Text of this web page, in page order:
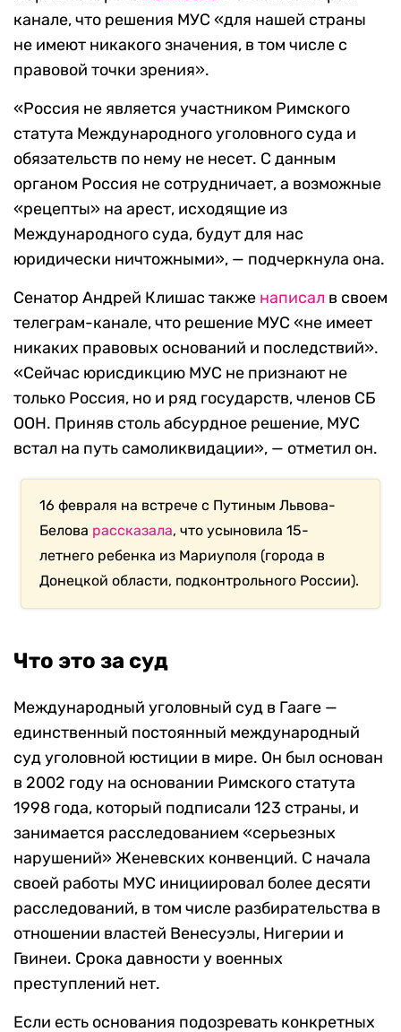
канале, что решения МУС «для нашей страны
не имеют никакого значения, в том числе с
правовой точки зрения».
«Россия не является участником Римского
статута Международного уголовного суда и
обязательств по нему не несет. С данным
органом Россия не сотрудничает, а возможные
«рецепты» на арест, исходящие из
Международного суда, будут для нас
юридически ничтожными», — подчеркнула она.
Сенатор Андрей Клишас также написал в своем
телеграм-канале, что решение МУС «не имеет
никаких правовых оснований и последствий».
«Сейчас юрисдикцию МУС не признают не
только Россия, но и ряд государств, членов СБ
ООН. Приняв столь абсурдное решение, МУС
встал на путь самоликвидации», — отметил он.
16 февраля на встрече с Путиным Львова-
Белова рассказала, что усыновила 15-
летнего ребенка из Мариуполя (города в
Донецкой области, подконтрольного России).
Что это за суд
Международный уголовный суд в Гааге —
единственный постоянный международный
суд уголовной юстиции в мире. Он был основан
в 2002 году на основании Римского статута
1998 года, который подписали 123 страны, и
занимается расследованием «серьезных
нарушений» Женевских конвенций. С начала
своей работы МУС инициировал более десяти
расследований, в том числе разбирательства в
отношении властей Венесуэлы, Нигерии и
Гвинеи. Срока давности у военных
преступлений нет.
Если есть основания подозревать конкретных